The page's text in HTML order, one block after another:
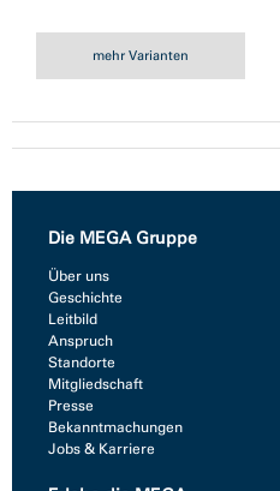
mehr Varianten
Die MEGA Gruppe
Über uns
Geschichte
Leitbild
Anspruch
Standorte
Mitgliedschaft
Presse
Bekanntmachungen
Jobs & Karriere